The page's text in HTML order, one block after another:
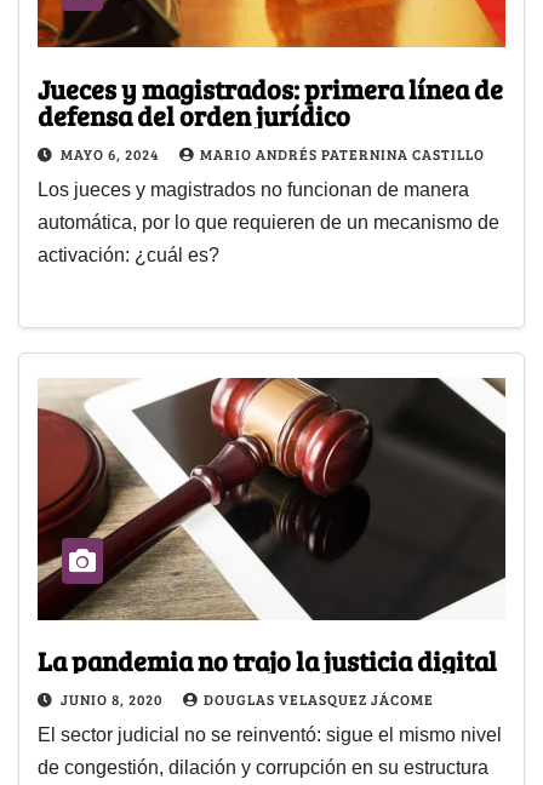
Jueces y magistrados: primera línea de
defensa del orden jurídico
MAYO 6, 2024 MARIO ANDRÉS PATERNINA CASTILLO
Los jueces y magistrados no funcionan de manera
automática, por lo que requieren de un mecanismo de
activación: ¿cuál es?
La pandemia no trajo la justicia digital
JUNIO 8, 2020 DOUGLAS VELASQUEZ JÁCOME
El sector judicial no se reinventó: sigue el mismo nivel
de congestión, dilación y corrupción en su estructura